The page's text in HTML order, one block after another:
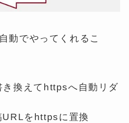
動でやってくれるこ
換えてhttpsへ自動リダ
URLをhttpsに置換